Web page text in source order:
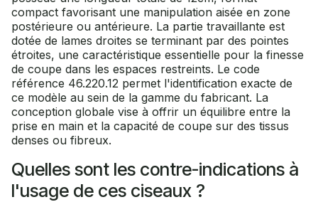
compact favorisant une manipulation aisée en zone
postérieure ou antérieure. La partie travaillante est
dotée de lames droites se terminant par des pointes
étroites, une caractéristique essentielle pour la finesse
de coupe dans les espaces restreints. Le code
référence 46.220.12 permet l'identification exacte de
ce modèle au sein de la gamme du fabricant. La
conception globale vise à offrir un équilibre entre la
prise en main et la capacité de coupe sur des tissus
denses ou fibreux.
Quelles sont les contre-indications à
l'usage de ces ciseaux ?